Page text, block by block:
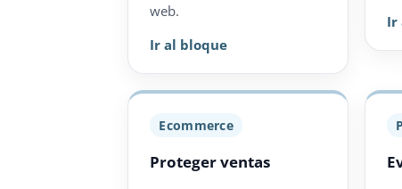
web.
Ir al bloque
Ir
Ecommerce
Proteger ventas